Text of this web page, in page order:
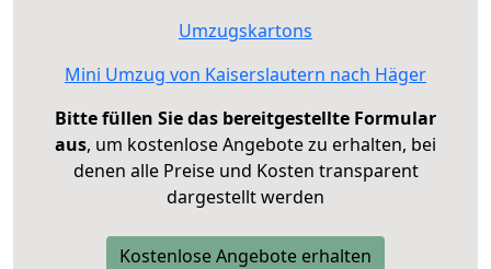
Umzugskartons
Mini Umzug von Kaiserslautern nach Häger
Bitte füllen Sie das bereitgestellte Formular
aus, um kostenlose Angebote zu erhalten, bei
denen alle Preise und Kosten transparent
dargestellt werden
Kostenlose Angebote erhalten